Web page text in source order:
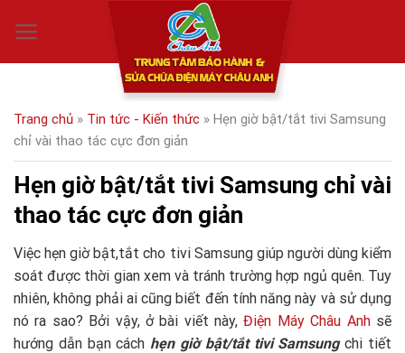
Trang chủ » Tin tức - Kiến thức » Hẹn giờ bật/tắt tivi Samsung
chỉ vài thao tác cực đơn giản
Hẹn giờ bật/tắt tivi Samsung chỉ vài
thao tác cực đơn giản
Việc hẹn giờ bật,tắt cho tivi Samsung giúp người dùng kiểm
soát được thời gian xem và tránh trường hợp ngủ quên. Tuy
nhiên, không phải ai cũng biết đến tính năng này và sử dụng
nó ra sao? Bởi vậy, ở bài viết này,Điện Máy Châu Anhsẽ
hướng dẫn bạn cách hẹn giờ bật/tắt tivi Samsungchi tiết